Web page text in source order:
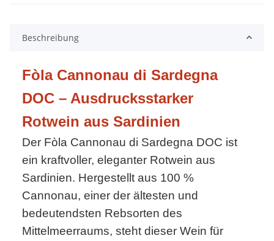
Beschreibung
Fòla Cannonau di Sardegna
DOC – Ausdrucksstarker
Rotwein aus Sardinien
Der Fòla Cannonau di Sardegna DOC ist
ein kraftvoller, eleganter Rotwein aus
Sardinien. Hergestellt aus 100 %
Cannonau, einer der ältesten und
bedeutendsten Rebsorten des
Mittelmeerraums, steht dieser Wein für